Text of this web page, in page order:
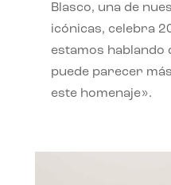
Blasco, una de
icónicas, celebra
estamos hablando
puede parecer
este homenaje».